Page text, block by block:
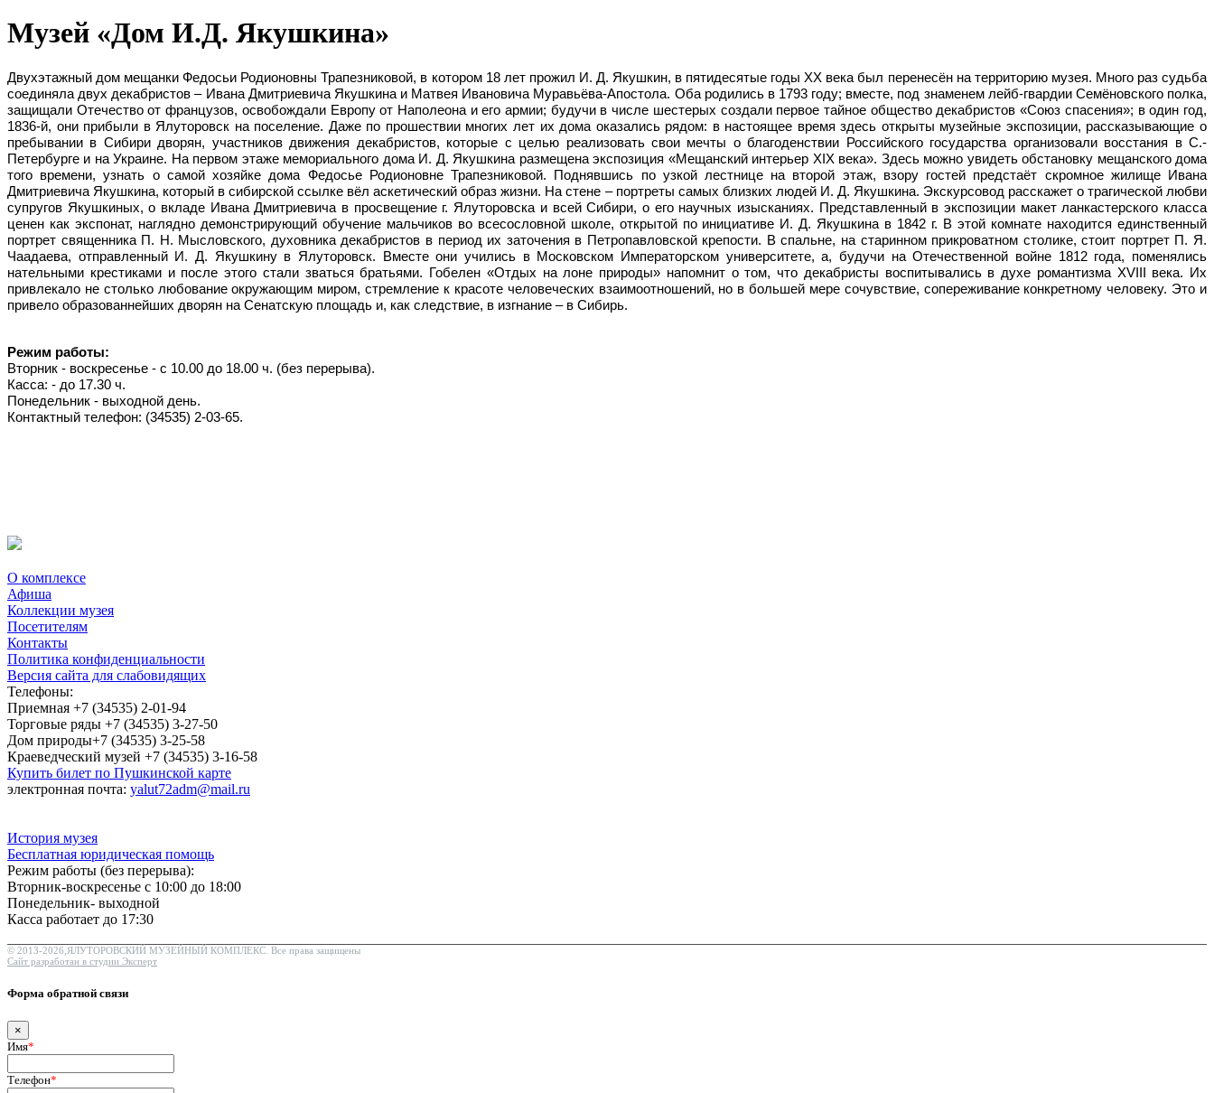
Музей «Дом И.Д. Якушкина»
Двухэтажный дом мещанки Федосьи Родионовны Трапезниковой, в котором 18 лет прожил И. Д. Якушкин, в пятидесятые годы XX века был перенесён на территорию музея. Много раз судьба
соединяла двух декабристов – Ивана Дмитриевича Якушкина и Матвея Ивановича Муравьёва-Апостола. Оба родились в 1793 году; вместе, под знаменем лейб-гвардии Семёновского полка,
защищали Отечество от французов, освобождали Европу от Наполеона и его армии; будучи в числе шестерых создали первое тайное общество декабристов «Союз спасения»; в один год,
1836-й, они прибыли в Ялуторовск на поселение. Даже по прошествии многих лет их дома оказались рядом: в настоящее время здесь открыты музейные экспозиции, рассказывающие о
пребывании в Сибири дворян, участников движения декабристов, которые с целью реализовать свои мечты о благоденствии Российского государства организовали восстания в С.-
Петербурге и на Украине. На первом этаже мемориального дома И. Д. Якушкина размещена экспозиция «Мещанский интерьер ХIХ века». Здесь можно увидеть обстановку мещанского дома
того времени, узнать о самой хозяйке дома Федосье Родионовне Трапезниковой. Поднявшись по узкой лестнице на второй этаж, взору гостей предстаёт скромное жилище Ивана
Дмитриевича Якушкина, который в сибирской ссылке вёл аскетический образ жизни. На стене – портреты самых близких людей И. Д. Якушкина. Экскурсовод расскажет о трагической любви
супругов Якушкиных, о вкладе Ивана Дмитриевича в просвещение г. Ялуторовска и всей Сибири, о его научных изысканиях. Представленный в экспозиции макет ланкастерского класса
ценен как экспонат, наглядно демонстрирующий обучение мальчиков во всесословной школе, открытой по инициативе И. Д. Якушкина в 1842 г. В этой комнате находится единственный
портрет священника П. Н. Мысловского, духовника декабристов в период их заточения в Петропавловской крепости. В спальне, на старинном прикроватном столике, стоит портрет П. Я.
Чаадаева, отправленный И. Д. Якушкину в Ялуторовск. Вместе они учились в Московском Императорском университете, а, будучи на Отечественной войне 1812 года, поменялись
нательными крестиками и после этого стали зваться братьями. Гобелен «Отдых на лоне природы» напомнит о том, что декабристы воспитывались в духе романтизма ХVIII века. Их
привлекало не столько любование окружающим миром, стремление к красоте человеческих взаимоотношений, но в большей мере сочувствие, сопереживание конкретному человеку. Это и
привело образованнейших дворян на Сенатскую площадь и, как следствие, в изгнание – в Сибирь.
Режим работы:
Вторник - воскресенье - с 10.00 до 18.00 ч. (без перерыва).
Касса: - до 17.30 ч.
Понедельник - выходной день.
Контактный телефон: (34535) 2-03-65.
О комплексе
Афиша
Коллекции музея
Посетителям
Контакты
Политика конфиденциальности
Версия сайта для слабовидящих
Телефоны:
Приемная +7 (34535) 2-01-94
Торговые ряды +7 (34535) 3-27-50
Дом природы+7 (34535) 3-25-58
Краеведческий музей +7 (34535) 3-16-58
Купить билет по Пушкинской карте
электронная почта: yalut72adm@mail.ru
История музея
Бесплатная юридическая помощь
Режим работы (без перерыва):
Вторник-воскресенье с 10:00 до 18:00
Понедельник- выходной
Касса работает до 17:30
© 2013-2026,ЯЛУТОРОВСКИЙ МУЗЕЙНЫЙ КОМПЛЕКС. Все права защищены
Сайт разработан в студии Эксперт
Форма обратной связи
×
Имя*
Телефон*